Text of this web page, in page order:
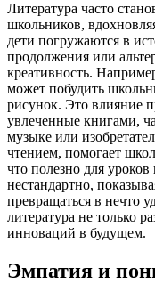
Литература часто
школьников,
дети погружаются в
продолжения или
креативность.
может побудить
рисунок. Это влияние
увлеченные книгами,
музыке или
чтением, помогает
что полезно для
нестандартно,
превращаться в нечто
литература не только
инноваций в будущем.
Эмпатия и